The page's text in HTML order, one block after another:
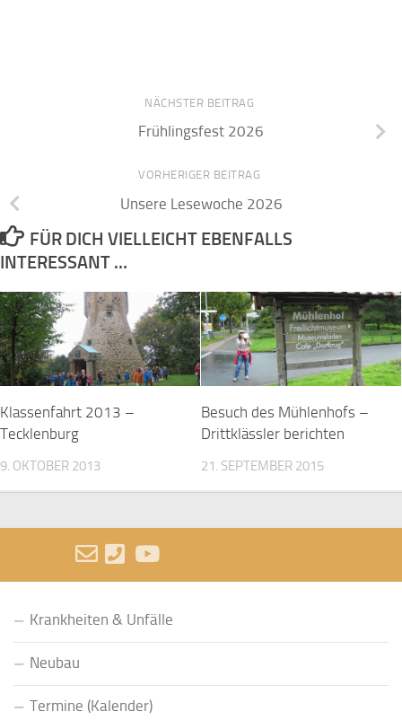
NÄCHSTER BEITRAG
Frühlingsfest 2026
VORHERIGER BEITRAG
Unsere Lesewoche 2026
FÜR DICH VIELLEICHT EBENFALLS
INTERESSANT …
Klassenfahrt 2013 –
Tecklenburg
9. OKTOBER 2013
Besuch des Mühlenhofs –
Drittklässler berichten
21. SEPTEMBER 2015
Krankheiten & Unfälle
Neubau
Termine (Kalender)